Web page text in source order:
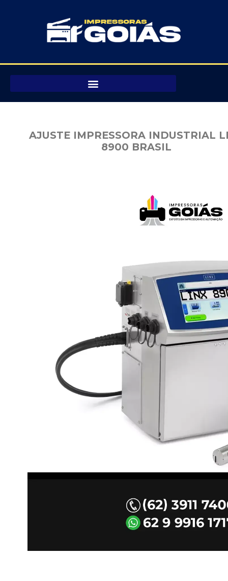
conteúdo
AJUSTE IMPRESSORA INDUSTRIAL
8900 BRASIL